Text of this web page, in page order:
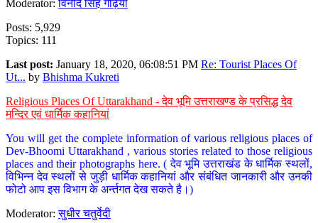
Moderator:विनोद सिंह गढ़िया
Posts: 5,929
Topics: 111
Last post: January 18, 2020, 06:08:51 PM Re: Tourist Places Of
Ut... by Bhishma Kukreti
Religious Places Of Uttarakhand - देव भूमि उत्तराखण्ड के प्रसिद्ध देव
मन्दिर एवं धार्मिक कहानियां
You will get the complete information of various religious places of
Dev-Bhoomi Uttarakhand , various stories related to those religious
places and their photographs here. ( देव भूमि उत्तराखंड के धार्मिक स्थलों,
विभिन्न देव स्थलों से जुड़ी धार्मिक कहानियां और संबंधित जानकारी और उनकी
फोटो आप इस विभाग के अर्न्तगत देख सकते है।)
Moderator:सुधीर चतुर्वेदी